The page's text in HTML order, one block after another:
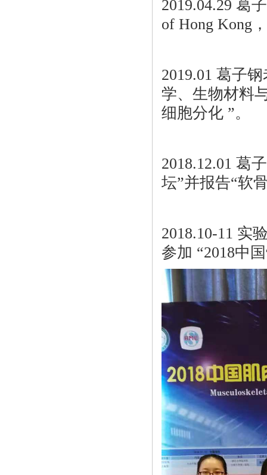
2019.04.29 葛
of Hong Kong
2019.01 葛子
学、生物材料
细胞分化 ”。
2018.12.01 葛
坛”并报告“软
2018.10-11 实
参加 “2018中